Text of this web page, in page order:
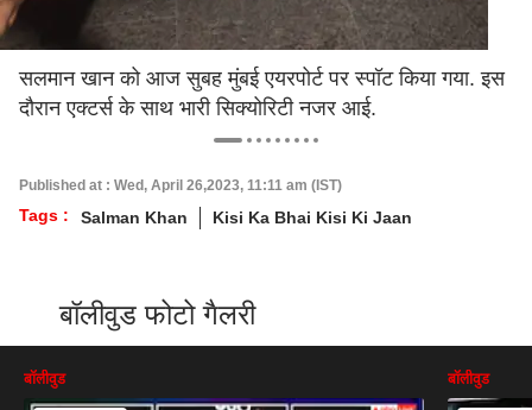
सलमान खान को आज सुबह मुंबई एयरपोर्ट पर स्पॉट किया गया. इस
दौरान एक्टर्स के साथ भारी सिक्योरिटी नजर आई.
Published at : Wed, April 26,2023, 11:11 am (IST)
Tags : Salman Khan Kisi Ka Bhai Kisi Ki Jaan
बॉलीवुड फोटो गैलरी
बॉलीवुड बॉलीवुड